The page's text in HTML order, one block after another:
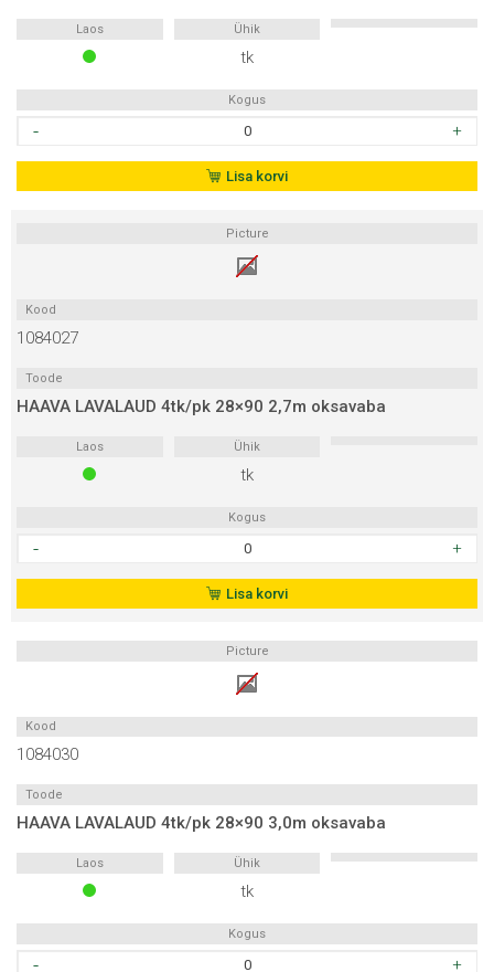
Laos Ühik
tk
Kogus
28x90
Lisa korvi
Picture
Kood
1084027
Toode
HAAVA LAVALAUD 4tk/pk 28×90 2,7m oksavaba
Laos Ühik
tk
Kogus
28x90
oksavaba
Lisa korvi
Picture
Kood
1084030
Toode
HAAVA LAVALAUD 4tk/pk 28×90 3,0m oksavaba
Laos Ühik
tk
Kogus